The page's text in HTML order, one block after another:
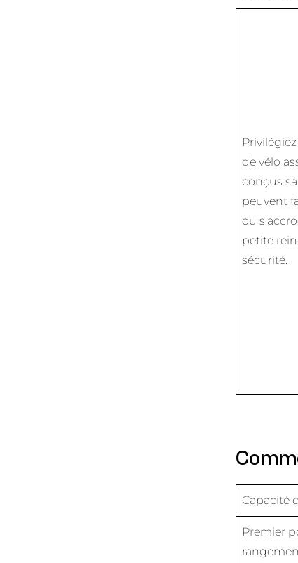
de vélo
conçus
peuvent
ou
petite
sécurité.
Capacité
Premier